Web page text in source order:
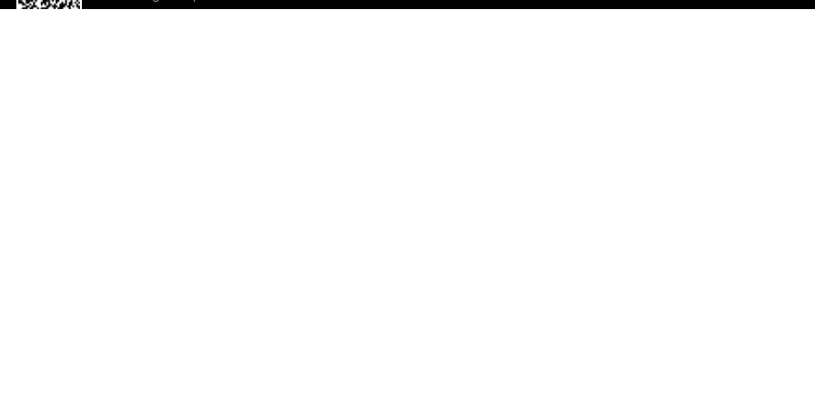
o App agora